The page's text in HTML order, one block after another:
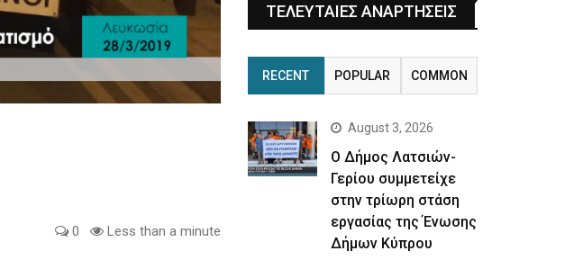
0 Less than a minute
ΤΕΛΕΥΤΑΙΕΣ ΑΝΑΡΤΗΣΕΙΣ
RECENT POPULAR COMMON
August 3, 2026
Ο Δήμος Λατσιών-
Γερίου συμμετείχε
στην τρίωρη στάση
εργασίας της Ένωσης
Δήμων Κύπρου